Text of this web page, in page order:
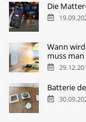
Die
Wann
muss
Batterie